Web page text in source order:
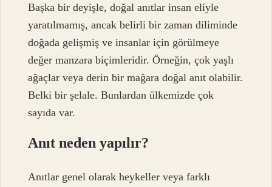
Başka bir deyişle, doğal anıtlar insan eliyle
yaratılmamış, ancak belirli bir zaman diliminde
doğada gelişmiş ve insanlar için görülmeye
değer manzara biçimleridir. Örneğin, çok yaşlı
ağaçlar veya derin bir mağara doğal anıt olabilir.
Belki bir şelale. Bunlardan ülkemizde çok
sayıda var.
Anıt neden yapılır?
Anıtlar genel olarak heykeller veya farklı